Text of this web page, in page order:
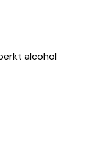
alcohol